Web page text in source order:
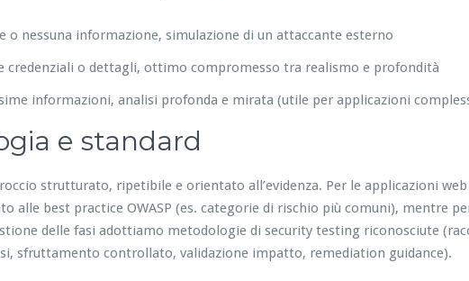
o nessuna informazione, simulazione di un attaccante esterno
credenziali o dettagli, ottimo compromesso tra realismo e profondità
informazioni, analisi profonda e mirata (utile per applicazioni
e standard
strutturato, ripetibile e orientato all’evidenza. Per le applicazioni web
alle best practice OWASP (es. categorie di rischio più comuni), mentre
delle fasi adottiamo metodologie di security testing riconosciute
sfruttamento controllato, validazione impatto, remediation guidance).